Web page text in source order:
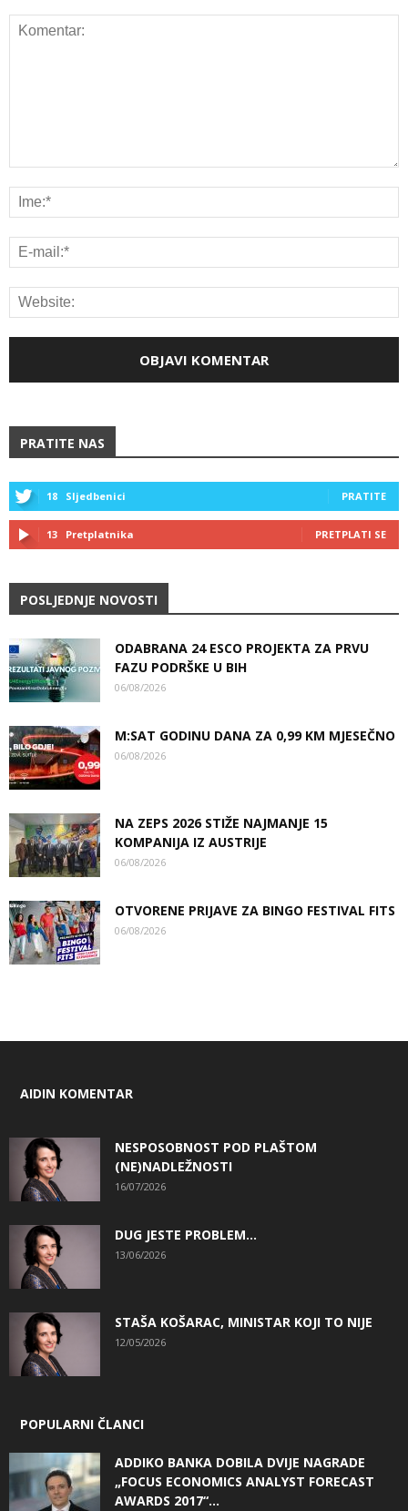
PRATITE NAS
18 Sljedbenici PRATITE
13 Pretplatnika PRETPLATI SE
POSLJEDNJE NOVOSTI
ODABRANA 24 ESCO PROJEKTA ZA PRVU
FAZU PODRŠKE U BIH
06/08/2026
M:SAT GODINU DANA ZA 0,99 KM MJESEČNO
06/08/2026
NA ZEPS 2026 STIŽE NAJMANJE 15
KOMPANIJA IZ AUSTRIJE
06/08/2026
OTVORENE PRIJAVE ZA BINGO FESTIVAL FITS
06/08/2026
AIDIN KOMENTAR
NESPOSOBNOST POD PLAŠTOM
(NE)NADLEŽNOSTI
16/07/2026
DUG JESTE PROBLEM…
13/06/2026
STAŠA KOŠARAC, MINISTAR KOJI TO NIJE
12/05/2026
POPULARNI ČLANCI
ADDIKO BANKA DOBILA DVIJE NAGRADE
„FOCUS ECONOMICS ANALYST FORECAST
AWARDS 2017“...